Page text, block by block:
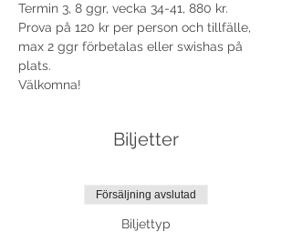
Termin 3, 8 ggr, vecka 34-41, 880 kr.
Prova på 120 kr per person och tillfälle,
max 2 ggr förbetalas eller swishas på
plats.
Välkomna!
Biljetter
Försäljning avslutad
Biljettyp